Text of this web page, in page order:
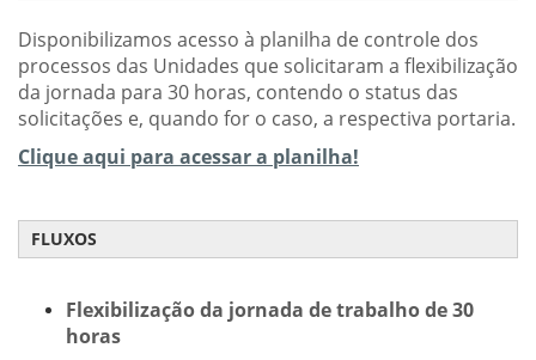
Disponibilizamos acesso à planilha de controle dos
processos das Unidades que solicitaram a flexibilização
da jornada para 30 horas, contendo o status das
solicitações e, quando for o caso, a respectiva portaria.
Clique aqui para acessar a planilha!
FLUXOS
Flexibilização da jornada de trabalho de 30
horas